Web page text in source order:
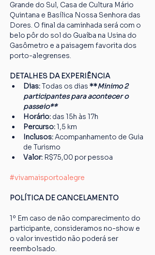
Grande do Sul, Casa de Cultura Mário
Quintana e Basílica Nossa Senhora das
Dores. O final da caminhada será com o
belo pôr do sol do Guaíba na Usina do
Gasômetro e a paisagem favorita dos
porto-alegrenses.
DETALHES DA EXPERIÊNCIA
Dias: Todas os dias **Minimo 2
participantes para acontecer o
passeio**
Horário: das 15h às 17h
Percurso: 1,5 km
Inclusos: Acompanhamento de Guia
de Turismo
Valor: R$75,00 por pessoa
#vivamaisportoalegre
POLÍTICA DE CANCELAMENTO
1º Em caso de não comparecimento do
participante, consideramos no-show e
o valor investido não poderá ser
reembolsado.